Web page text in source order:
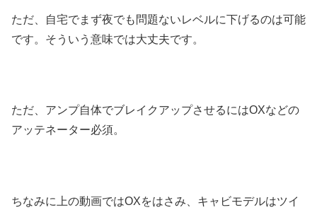
ただ、自宅でまず夜でも問題ないレベルに下げるのは可能
です。そういう意味では大丈夫です。
ただ、アンプ自体でブレイクアップさせるにはOXなどの
アッテネーター必須。
ちなみに上の動画ではOXをはさみ、キャビモデルはツイ